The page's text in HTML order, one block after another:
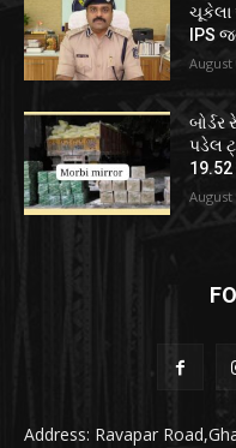
ચૂકેલા
IPS
August
પડેલ
19.52
August
Address: Ravapar